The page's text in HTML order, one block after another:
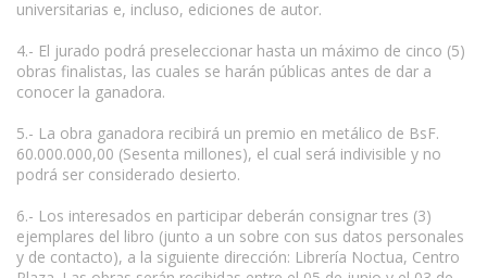
universitarias e, incluso, ediciones de autor.
4.- El jurado podrá preseleccionar hasta un máximo de cinco (5)
obras finalistas, las cuales se harán públicas antes de dar a
conocer la ganadora.
5.- La obra ganadora recibirá un premio en metálico de BsF.
60.000.000,00 (Sesenta millones), el cual será indivisible y no
podrá ser considerado desierto.
6.- Los interesados en participar deberán consignar tres (3)
ejemplares del libro (junto a un sobre con sus datos personales
y de contacto), a la siguiente dirección: Librería Noctua, Centro